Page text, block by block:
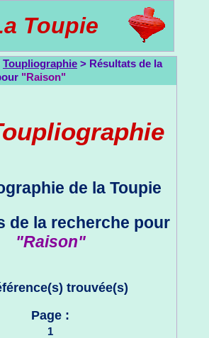
Toupie
Toupliographie > Résultats de la
"Raison"
de la Toupie
de la recherche pour
"Raison"
trouvée(s)
Page :
1